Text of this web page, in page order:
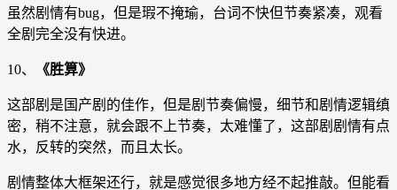
虽然剧情有bug，但是瑕不掩瑜，台词不快但节奏紧凑，观看
全剧完全没有快进。
10、 《胜算》
这部剧是国产剧的佳作，但是剧节奏偏慢，细节和剧情逻辑缜
密，稍不注意，就会跟不上节奏，太难懂了，这部剧剧情有点
水，反转的突然，而且太长。
剧情整体大框架还行，就是感觉很多地方经不起推敲。但能看